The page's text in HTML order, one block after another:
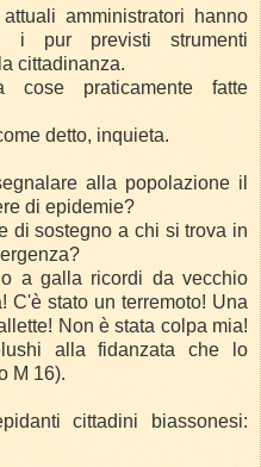
amministratori hanno
i pur previsti strumenti
cittadinanza.
praticamente fatte
detto, inquieta.
alla popolazione il
di epidemie?
di sostegno a chi si trova in
a galla ricordi da vecchio
C'è stato un terremoto! Una
Non è stata colpa mia!
alla fidanzata che lo
M 16).
cittadini biassonesi: